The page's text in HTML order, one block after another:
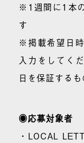
※1週間に1本
す
※掲載希望日
入力をしてく
日を保証するも
◉応募対象者
・LOCAL